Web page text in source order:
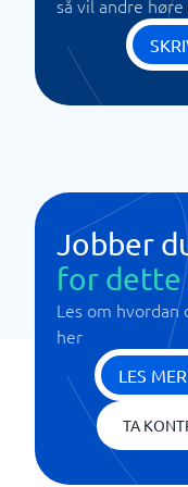
så vil andre
Jobber
for dette
Les om
her
LES
TA